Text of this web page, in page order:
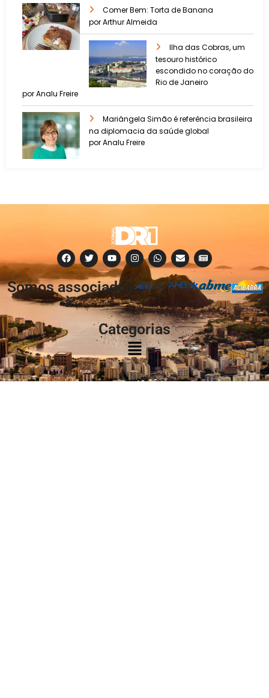
Comer Bem: Torta de Banana
por Arthur Almeida
Ilha das Cobras, um
tesouro histórico
escondido no coração do
Rio de Janeiro
por Analu Freire
Mariângela Simão é referência brasileira
na diplomacia da saúde global
por Analu Freire
Somos associados
à:
Categorias